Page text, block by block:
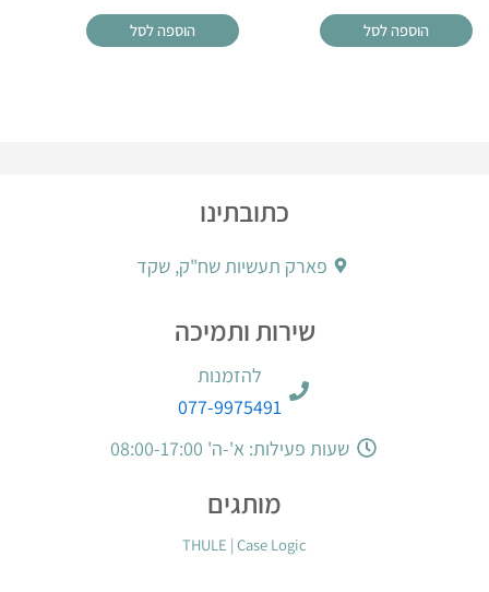
הוספה לסל הוספה לסל
כתובתינו
פארק תעשיות שח"ק, שקד
שירות ותמיכה
להזמנות
077-9975491
שעות פעילות: א'-ה' 08:00-17:00
מותגים
THULE | Case Logic